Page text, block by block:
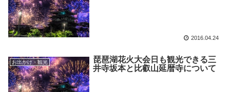
2016.04.24
お出かけ・観光
琵琶湖花火大会日も観光できる三
井寺坂本と比叡山延暦寺について